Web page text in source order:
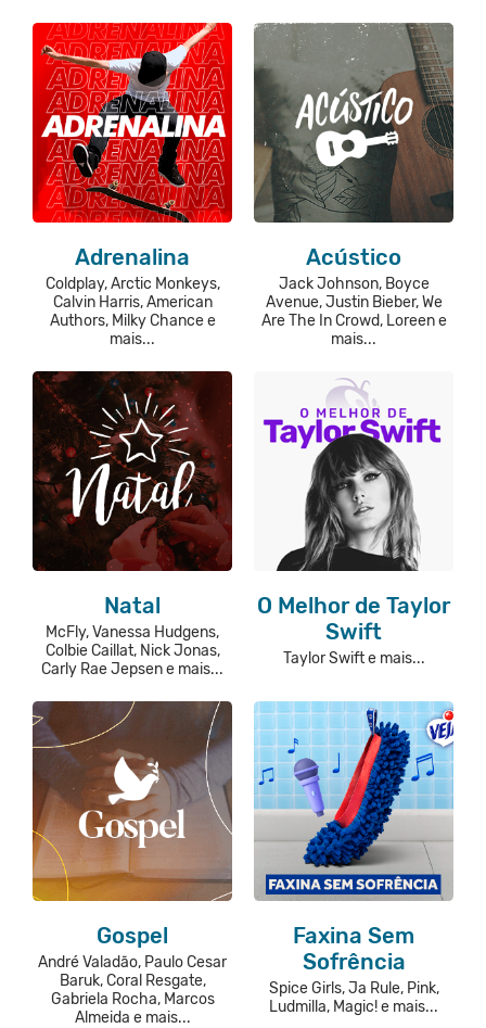
Adrenalina
Coldplay, Arctic Monkeys,
Calvin Harris, American
Authors, Milky Chance e
mais...
Acústico
Jack Johnson, Boyce
Avenue, Justin Bieber, We
Are The In Crowd, Loreen e
mais...
Natal
McFly, Vanessa Hudgens,
Colbie Caillat, Nick Jonas,
Carly Rae Jepsen e mais...
O Melhor de Taylor
Swift
Taylor Swift e mais...
Gospel
André Valadão, Paulo Cesar
Baruk, Coral Resgate,
Gabriela Rocha, Marcos
Almeida e mais...
Faxina Sem
Sofrência
Spice Girls, Ja Rule, Pink,
Ludmilla, Magic! e mais...